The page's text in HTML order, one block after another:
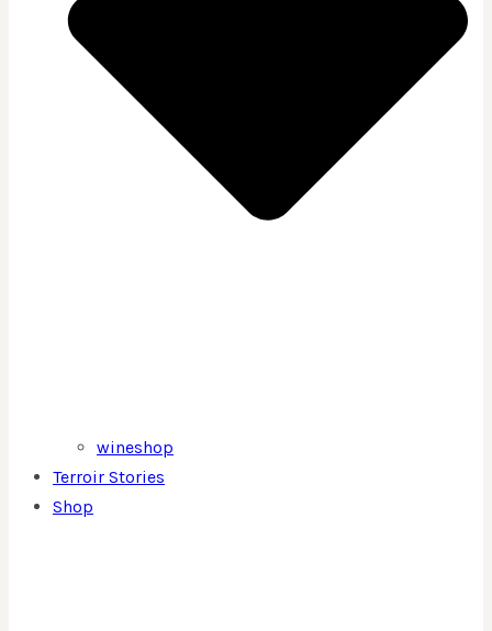
wineshop
Terroir Stories
Shop